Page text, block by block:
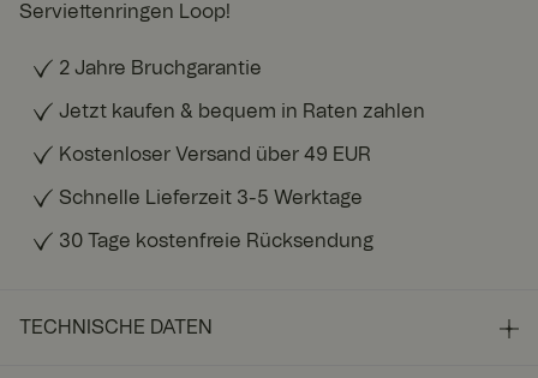
Serviettenringen Loop!
2 Jahre Bruchgarantie
Jetzt kaufen & bequem in Raten zahlen
Kostenloser Versand über 49 EUR
Schnelle Lieferzeit 3-5 Werktage
30 Tage kostenfreie Rücksendung
TECHNISCHE DATEN